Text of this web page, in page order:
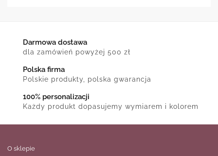
Darmowa dostawa
dla zamówień powyżej 500 zł
Polska firma
Polskie produkty, polska gwarancja
100% personalizacji
Każdy produkt dopasujemy wymiarem i kolorem
O sklepie